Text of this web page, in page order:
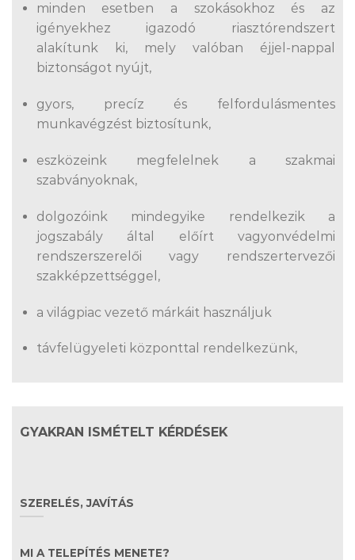
minden esetben a szokásokhoz és az
igényekhez igazodó riasztórendszert
alakítunk ki, mely valóban éjjel-nappal
biztonságot nyújt,
gyors, precíz és felfordulásmentes
munkavégzést biztosítunk,
eszközeink megfelelnek a szakmai
szabványoknak,
dolgozóink mindegyike rendelkezik a
jogszabály által előírt vagyonvédelmi
rendszerszerelői vagy rendszertervezői
szakképzettséggel,
a világpiac vezető márkáit használjuk
távfelügyeleti központtal rendelkezünk,
GYAKRAN ISMÉTELT KÉRDÉSEK
SZERELÉS, JAVÍTÁS
MI A TELEPÍTÉS MENETE?